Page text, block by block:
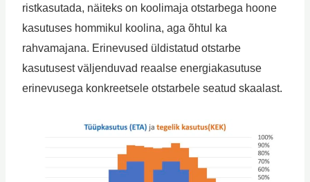
ristkasutada, näiteks on koolimaja otstarbega hoone
kasutuses hommikul koolina, aga õhtul ka
rahvamajana. Erinevused üldistatud otstarbe
kasutusest väljenduvad reaalse energiakasutuse
erinevusega konkreetsele otstarbele seatud skaalast.